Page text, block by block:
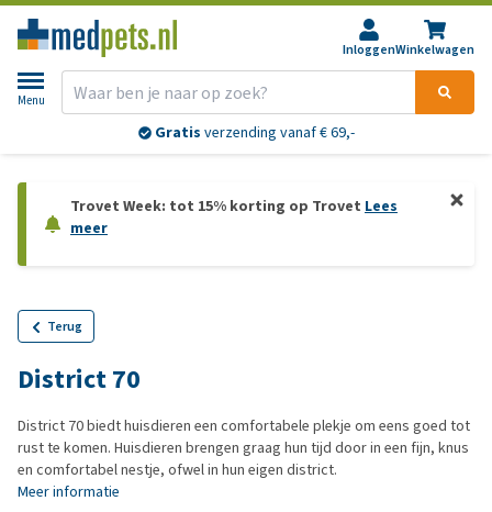
InloggenWinkelwagen
Menu
Gratis verzending vanaf € 69,-
Trovet Week: tot 15% korting op Trovet Lees
meer
Terug
District 70
District 70 biedt huisdieren een comfortabele plekje om eens goed tot
rust te komen. Huisdieren brengen graag hun tijd door in een fijn, knus
en comfortabel nestje, ofwel in hun eigen district.
Meer informatie